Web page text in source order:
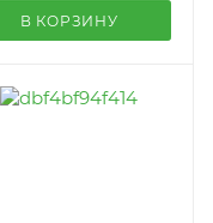
В КОРЗИНУ